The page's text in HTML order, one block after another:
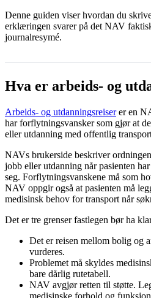
Denne guiden viser hvordan du
erklæringen svarer på det NAV
journalresymé.
Hva er arbeids- og
Arbeids- og utdanningsreiserer en
har forflytningsvansker som gjør at
eller utdanning med offentlig
NAVs brukerside beskriver
jobb eller utdanning når pasienten
seg. Forflytningsvanskene må som
NAV oppgir også at pasienten må
medisinsk behov for transport når
Det er tre grenser fastlegen bør ha
Det er reisen mellom bolig og
vurderes.
Problemet må skyldes
bare dårlig rutetabell.
NAV avgjør retten til støtte.
medisinske forhold og funksjon.